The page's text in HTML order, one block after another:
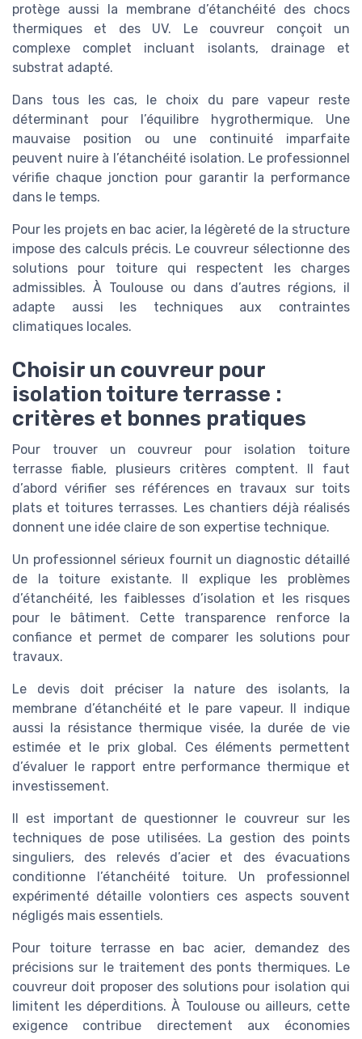
protège aussi la membrane d’étanchéité des chocs
thermiques et des UV. Le couvreur conçoit un
complexe complet incluant isolants, drainage et
substrat adapté.
Dans tous les cas, le choix du pare vapeur reste
déterminant pour l’équilibre hygrothermique. Une
mauvaise position ou une continuité imparfaite
peuvent nuire à l’étanchéité isolation. Le professionnel
vérifie chaque jonction pour garantir la performance
dans le temps.
Pour les projets en bac acier, la légèreté de la structure
impose des calculs précis. Le couvreur sélectionne des
solutions pour toiture qui respectent les charges
admissibles. À Toulouse ou dans d’autres régions, il
adapte aussi les techniques aux contraintes
climatiques locales.
Choisir un couvreur pour
isolation toiture terrasse :
critères et bonnes pratiques
Pour trouver un couvreur pour isolation toiture
terrasse fiable, plusieurs critères comptent. Il faut
d’abord vérifier ses références en travaux sur toits
plats et toitures terrasses. Les chantiers déjà réalisés
donnent une idée claire de son expertise technique.
Un professionnel sérieux fournit un diagnostic détaillé
de la toiture existante. Il explique les problèmes
d’étanchéité, les faiblesses d’isolation et les risques
pour le bâtiment. Cette transparence renforce la
confiance et permet de comparer les solutions pour
travaux.
Le devis doit préciser la nature des isolants, la
membrane d’étanchéité et le pare vapeur. Il indique
aussi la résistance thermique visée, la durée de vie
estimée et le prix global. Ces éléments permettent
d’évaluer le rapport entre performance thermique et
investissement.
Il est important de questionner le couvreur sur les
techniques de pose utilisées. La gestion des points
singuliers, des relevés d’acier et des évacuations
conditionne l’étanchéité toiture. Un professionnel
expérimenté détaille volontiers ces aspects souvent
négligés mais essentiels.
Pour toiture terrasse en bac acier, demandez des
précisions sur le traitement des ponts thermiques. Le
couvreur doit proposer des solutions pour isolation qui
limitent les déperditions. À Toulouse ou ailleurs, cette
exigence contribue directement aux économies